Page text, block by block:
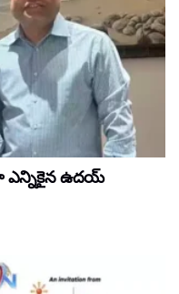
ఎన్నికైన ఉదయ్